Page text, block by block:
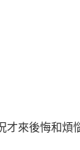
來後悔和煩